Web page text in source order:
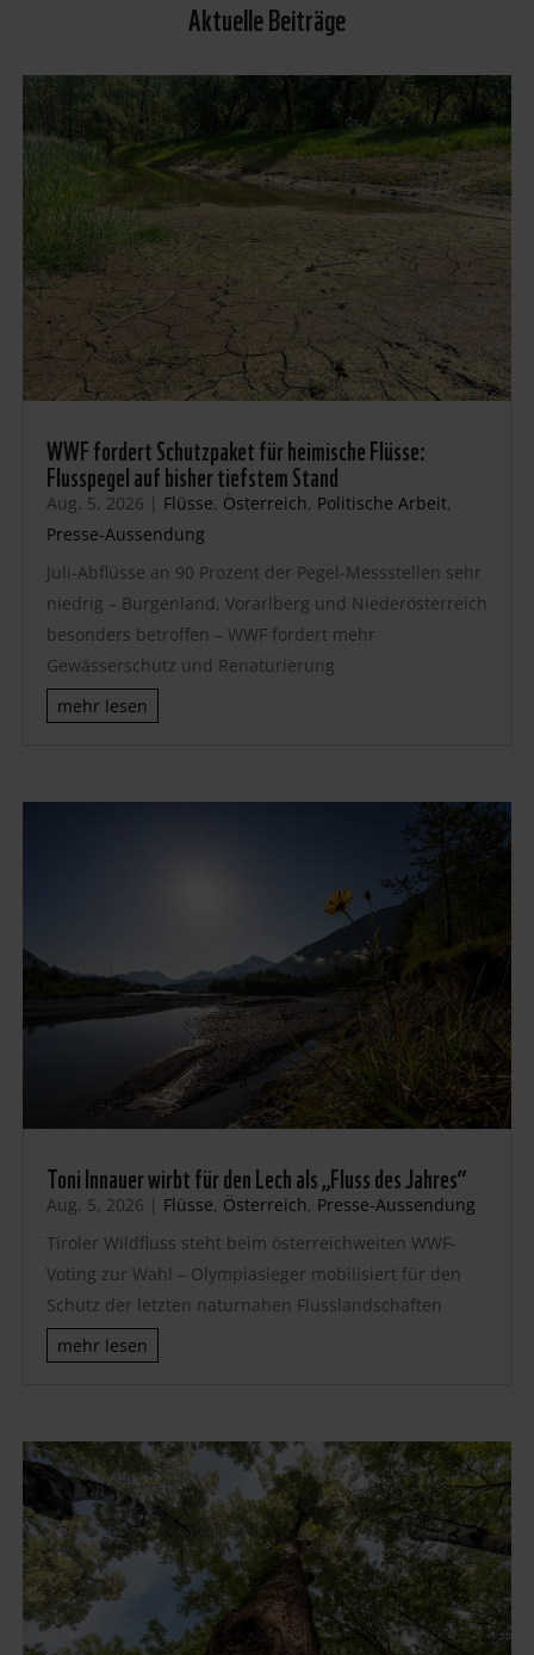
Aktuelle Beiträge
WWF fordert Schutzpaket für heimische Flüsse:
Flusspegel auf bisher tiefstem Stand
Aug. 5, 2026 | Flüsse, Österreich, Politische Arbeit,
Presse-Aussendung
Juli-Abflüsse an 90 Prozent der Pegel-Messstellen sehr
niedrig – Burgenland, Vorarlberg und Niederösterreich
besonders betroffen – WWF fordert mehr
Gewässerschutz und Renaturierung
mehr lesen
Toni Innauer wirbt für den Lech als „Fluss des Jahres“
Aug. 5, 2026 | Flüsse, Österreich, Presse-Aussendung
Tiroler Wildfluss steht beim österreichweiten WWF-
Voting zur Wahl – Olympiasieger mobilisiert für den
Schutz der letzten naturnahen Flusslandschaften
mehr lesen